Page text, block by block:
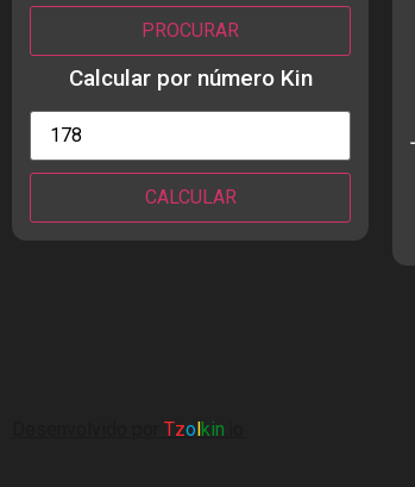
Calcular por número Kin
Tzolkin